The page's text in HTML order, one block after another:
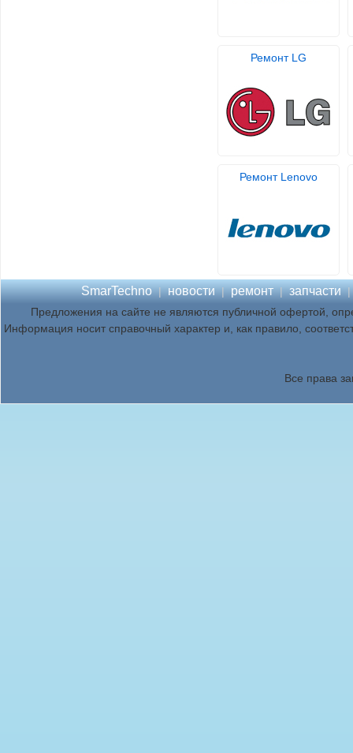
Ремонт LG
Ремонт Lenovo
SmarTechno | новости | ремонт | запчасти |
Предложения на сайте не являются публичной офертой,
Информация носит справочный характер и, как правило,
Все права